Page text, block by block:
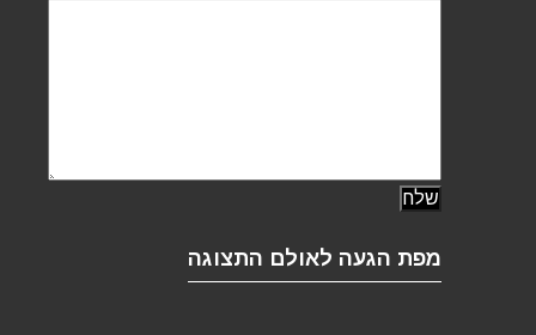
מפת הגעה לאולם התצוגה